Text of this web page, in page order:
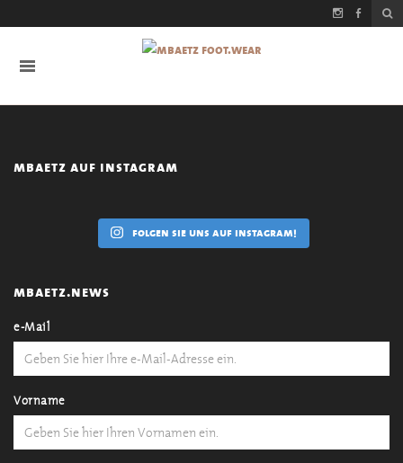
mbaetz auf instagram
folgen sie uns auf instagram!
mbaetz.news
e-Mail
Vorname